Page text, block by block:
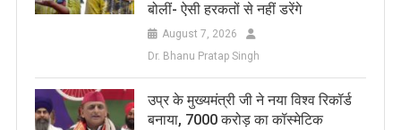
बोलीं- ऐसी हरकतों से नहीं डरेंगे
August 7, 2026
Dr. Bhanu Pratap Singh
उप्र के मुख्यमंत्री जी ने नया विश्व रिकॉर्ड
बनाया, 7000 करोड़ का कॉस्मेटिक